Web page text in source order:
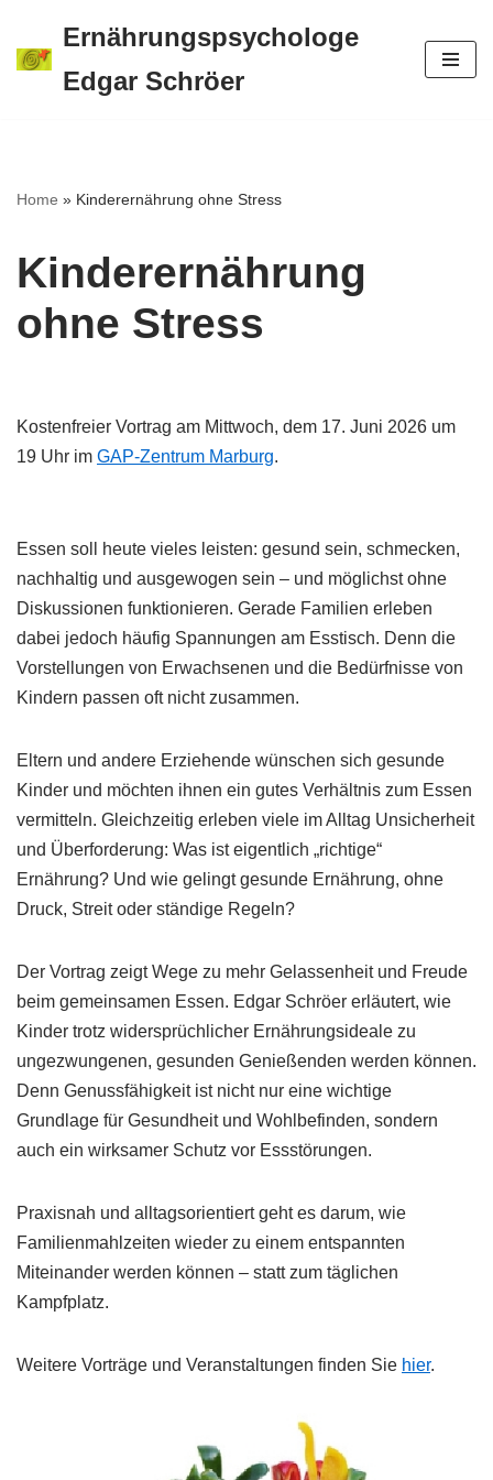
Zum
Ernährungspsychologe
Edgar Schröer
Home » Kinderernährung ohne Stress
Kinderernährung
ohne Stress
Kostenfreier Vortrag am Mittwoch, dem 17. Juni 2026 um
19 Uhr im GAP-Zentrum Marburg.
Essen soll heute vieles leisten: gesund sein, schmecken,
nachhaltig und ausgewogen sein – und möglichst ohne
Diskussionen funktionieren. Gerade Familien erleben
dabei jedoch häufig Spannungen am Esstisch. Denn die
Vorstellungen von Erwachsenen und die Bedürfnisse von
Kindern passen oft nicht zusammen.
Eltern und andere Erziehende wünschen sich gesunde
Kinder und möchten ihnen ein gutes Verhältnis zum Essen
vermitteln. Gleichzeitig erleben viele im Alltag Unsicherheit
und Überforderung: Was ist eigentlich „richtige“
Ernährung? Und wie gelingt gesunde Ernährung, ohne
Druck, Streit oder ständige Regeln?
Der Vortrag zeigt Wege zu mehr Gelassenheit und Freude
beim gemeinsamen Essen. Edgar Schröer erläutert, wie
Kinder trotz widersprüchlicher Ernährungsideale zu
ungezwungenen, gesunden Genießenden werden können.
Denn Genussfähigkeit ist nicht nur eine wichtige
Grundlage für Gesundheit und Wohlbefinden, sondern
auch ein wirksamer Schutz vor Essstörungen.
Praxisnah und alltagsorientiert geht es darum, wie
Familienmahlzeiten wieder zu einem entspannten
Miteinander werden können – statt zum täglichen
Kampfplatz.
Weitere Vorträge und Veranstaltungen finden Sie hier.